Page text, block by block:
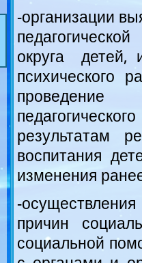
-организации
округа детей,
психического
проведение
результатам
воспитания
изменения
-
причин
социальной